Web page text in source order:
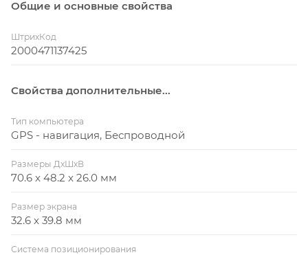
Сохранение до 100 часов данных о поездках.
предустановки.
Forward Mount и задний фонарь KTV Pro Smart
Максимальная мощность фонаря:
Вес:60 грамм
Общие и основные свойства
ШтрихКод
2000471137425
Свойства дополнительные...
Тип компьютера
GPS - навигация, Беспроводной
Размеры ДхШхВ
70.6 x 48.2 x 26.0 мм
Размер экрана
32.6 x 39.8 мм
Система позиционирования